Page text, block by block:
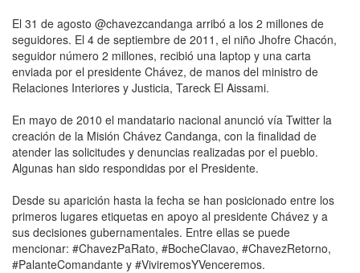
El 31 de agosto @chavezcandanga arribó a los 2 millones de
seguidores. El 4 de septiembre de 2011, el niño Jhofre Chacón,
seguidor número 2 millones, recibió una laptop y una carta
enviada por el presidente Chávez, de manos del ministro de
Relaciones Interiores y Justicia, Tareck El Aissami.
En mayo de 2010 el mandatario nacional anunció vía Twitter la
creación de la Misión Chávez Candanga, con la finalidad de
atender las solicitudes y denuncias realizadas por el pueblo.
Algunas han sido respondidas por el Presidente.
Desde su aparición hasta la fecha se han posicionado entre los
primeros lugares etiquetas en apoyo al presidente Chávez y a
sus decisiones gubernamentales. Entre ellas se puede
mencionar: #ChavezPaRato, #BocheClavao, #ChavezRetorno,
#PalanteComandante y #ViviremosYVenceremos.